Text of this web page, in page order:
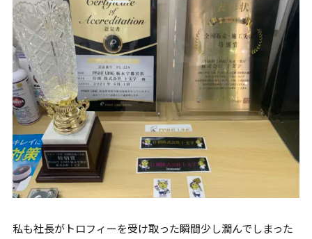
私も社長がトロフィーを受け取った瞬間少し潤んでしまった